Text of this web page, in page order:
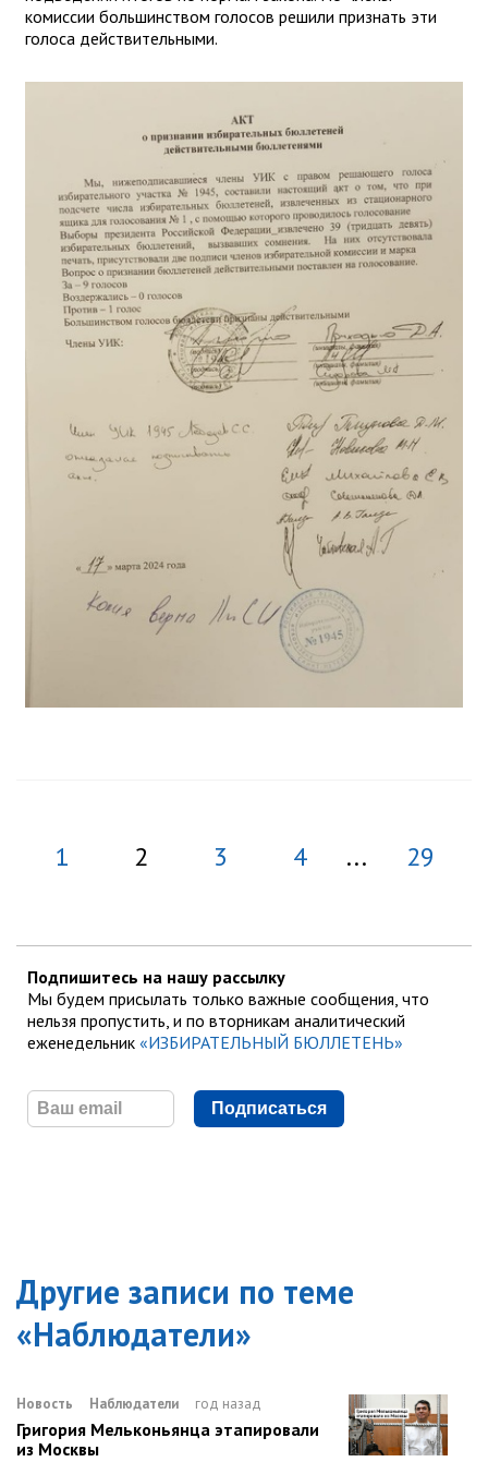
комиссии большинством голосов решили признать эти
голоса действительными.
1 2 3 4 ... 29
Подпишитесь на нашу рассылку
Мы будем присылать только важные сообщения, что
нельзя пропустить, и по вторникам аналитический
еженедельник «ИЗБИРАТЕЛЬНЫЙ БЮЛЛЕТЕНЬ»
Подписаться
Другие записи по теме
«Наблюдатели»
Новость Наблюдатели год назад
Григория Мельконьянца этапировали
из Москвы